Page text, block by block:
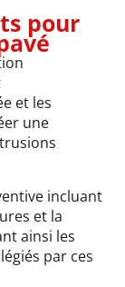
pour
et les
une
incluant
et la
ainsi les
par ces